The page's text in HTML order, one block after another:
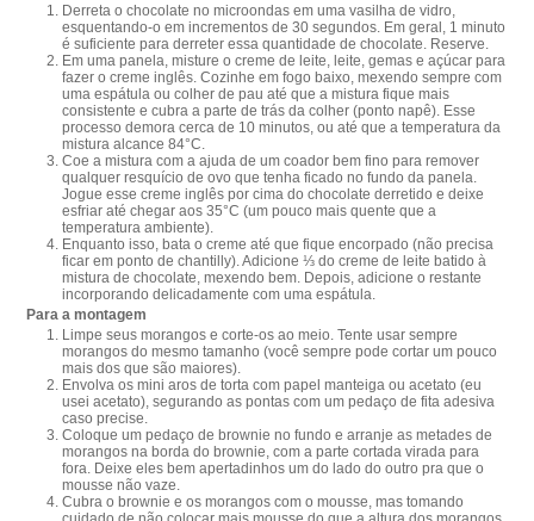
Derreta o chocolate no microondas em uma vasilha de vidro,
esquentando-o em incrementos de 30 segundos. Em geral, 1 minuto
é suficiente para derreter essa quantidade de chocolate. Reserve.
Em uma panela, misture o creme de leite, leite, gemas e açúcar para
fazer o creme inglês. Cozinhe em fogo baixo, mexendo sempre com
uma espátula ou colher de pau até que a mistura fique mais
consistente e cubra a parte de trás da colher (ponto napê). Esse
processo demora cerca de 10 minutos, ou até que a temperatura da
mistura alcance 84°C.
Coe a mistura com a ajuda de um coador bem fino para remover
qualquer resquício de ovo que tenha ficado no fundo da panela.
Jogue esse creme inglês por cima do chocolate derretido e deixe
esfriar até chegar aos 35°C (um pouco mais quente que a
temperatura ambiente).
Enquanto isso, bata o creme até que fique encorpado (não precisa
ficar em ponto de chantilly). Adicione ⅓ do creme de leite batido à
mistura de chocolate, mexendo bem. Depois, adicione o restante
incorporando delicadamente com uma espátula.
Para a montagem
Limpe seus morangos e corte-os ao meio. Tente usar sempre
morangos do mesmo tamanho (você sempre pode cortar um pouco
mais dos que são maiores).
Envolva os mini aros de torta com papel manteiga ou acetato (eu
usei acetato), segurando as pontas com um pedaço de fita adesiva
caso precise.
Coloque um pedaço de brownie no fundo e arranje as metades de
morangos na borda do brownie, com a parte cortada virada para
fora. Deixe eles bem apertadinhos um do lado do outro pra que o
mousse não vaze.
Cubra o brownie e os morangos com o mousse, mas tomando